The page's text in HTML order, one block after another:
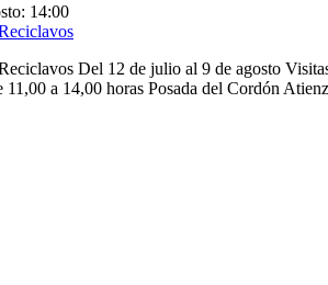
14:00
Del 12 de julio al 9 de agosto
11,00 a 14,00 horas Posada del Cordón